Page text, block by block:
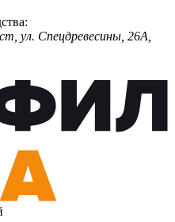
ул. Спецдревесины, 26А,